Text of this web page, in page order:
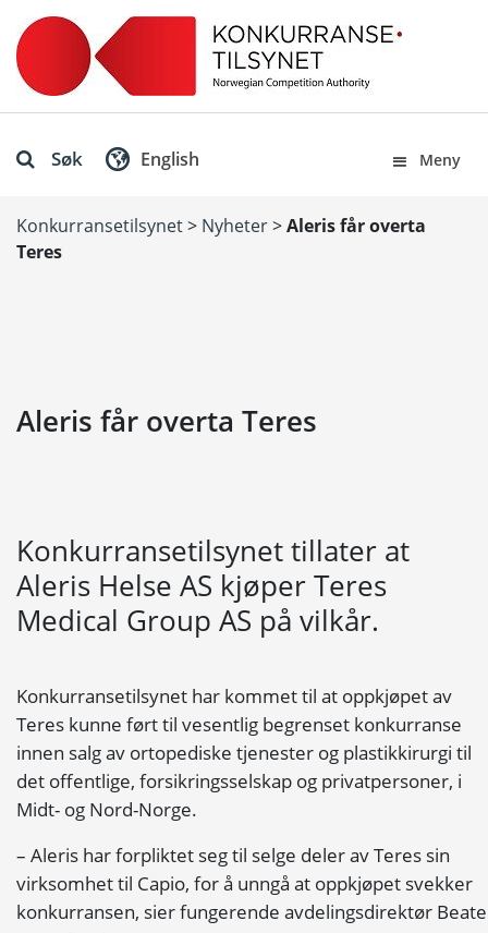
Søk Meny
English
Konkurransetilsynet> Nyheter>Aleris får overta
Teres
Aleris får overta Teres
Konkurransetilsynet tillater at
Aleris Helse AS kjøper Teres
Medical Group AS på vilkår.
Konkurransetilsynet har kommet til at oppkjøpet av
Teres kunne ført til vesentlig begrenset konkurranse
innen salg av ortopediske tjenester og plastikkirurgi til
det offentlige, forsikringsselskap og privatpersoner, i
Midt- og Nord-Norge.
– Aleris har forpliktet seg til selge deler av Teres sin
virksomhet til Capio, for å unngå at oppkjøpet svekker
konkurransen, sier fungerende avdelingsdirektør Beate